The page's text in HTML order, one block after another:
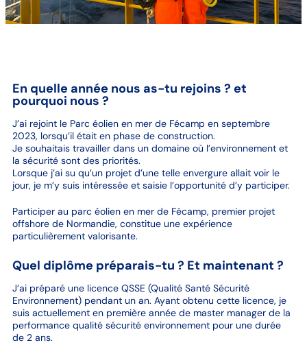
En quelle année nous as-tu rejoins ? et
pourquoi nous ?
J’ai rejoint le Parc éolien en mer de Fécamp en septembre
2023, lorsqu’il était en phase de construction.
Je souhaitais travailler dans un domaine où l’environnement et
la sécurité sont des priorités.
Lorsque j’ai su qu’un projet d’une telle envergure allait voir le
jour, je m’y suis intéressée et saisie l’opportunité d’y participer.
Participer au parc éolien en mer de Fécamp, premier projet
offshore de Normandie, constitue une expérience
particulièrement valorisante.
Quel diplôme préparais-tu ? Et maintenant ?
J’ai préparé une licence QSSE (Qualité Santé Sécurité
Environnement) pendant un an. Ayant obtenu cette licence, je
suis actuellement en première année de master manager de la
performance qualité sécurité environnement pour une durée
de 2 ans.